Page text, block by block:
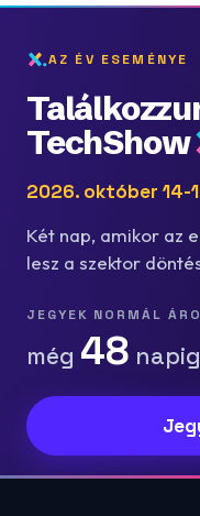
AZ ÉV ESEMÉNYE
TechShow
2026. október 14-
Két nap, amikor az
lesz a szektor
JEGYEK NORMÁL
még 48 napig